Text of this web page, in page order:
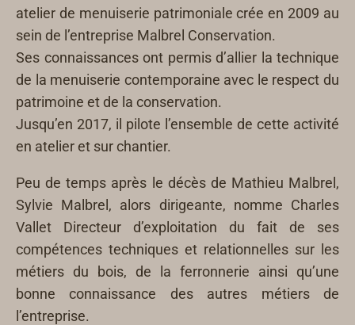
atelier de menuiserie patrimoniale crée en 2009 au
sein de l’entreprise Malbrel Conservation.
Ses connaissances ont permis d’allier la technique
de la menuiserie contemporaine avec le respect du
patrimoine et de la conservation.
Jusqu’en 2017, il pilote l’ensemble de cette activité
en atelier et sur chantier.
Peu de temps après le décès de Mathieu Malbrel,
Sylvie Malbrel, alors dirigeante, nomme Charles
Vallet Directeur d’exploitation du fait de ses
compétences techniques et relationnelles sur les
métiers du bois, de la ferronnerie ainsi qu’une
bonne connaissance des autres métiers de
l’entreprise.